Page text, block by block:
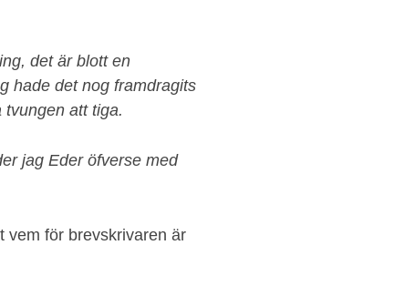
det är blott en
hade det nog framdragits
att tiga.
jag Eder öfverse med
vem för brevskrivaren är